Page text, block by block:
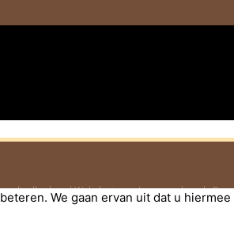
Webdesign ontworpen door de
We gaan ervan uit dat u